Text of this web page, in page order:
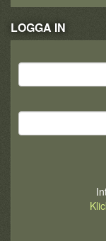
LOGGA IN